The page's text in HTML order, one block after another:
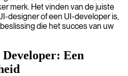
merk. Het vinden van de juiste
designer of een UI-developer is,
die het succes van uw
Een